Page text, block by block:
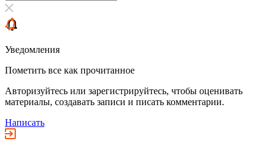
Уведомления
Пометить все как прочитанное
Авторизуйтесь или зарегистрируйтесь, чтобы оценивать
материалы, создавать записи и писать комментарии.
Написать